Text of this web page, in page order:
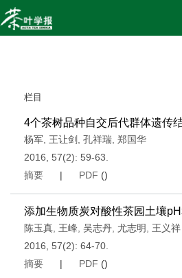
栏目
4个茶树品种自交后代群体遗传
杨军 王让剑 孔祥瑞 郑国华
2016, 57(2): 59-63.
摘要
| PDF ()
添加生物质炭对酸性茶园土壤
陈玉真 王峰 吴志丹 尤志明
王义祥
2016, 57(2): 64-70.
摘要
| PDF ()